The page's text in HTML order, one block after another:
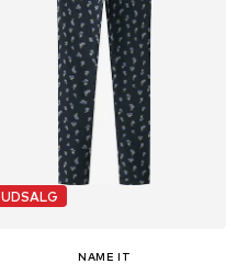
UDSALG
NAME IT